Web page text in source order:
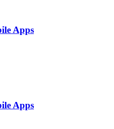
Apps
Apps